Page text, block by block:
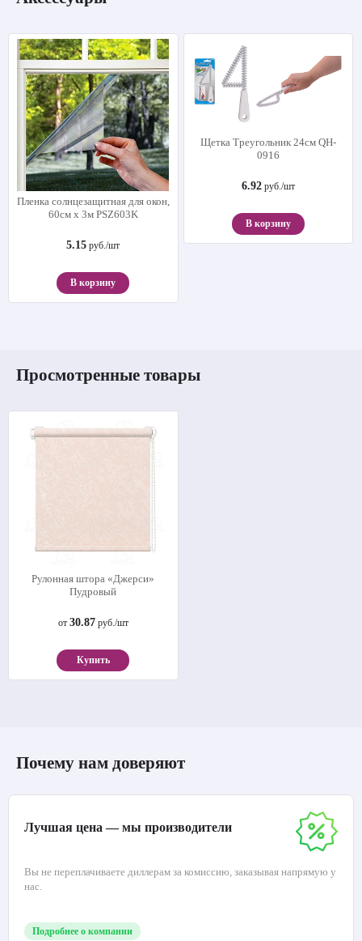
Пленка солнцезащитная для окон,
60см х 3м PSZ603K
5.15 руб./шт
В корзину
Щетка Треугольник 24см QH-
0916
6.92руб./шт
В корзину
Просмотренные товары
Рулонная штора «Джерси»
Пудровый
от 30.87руб./шт
Купить
Почему нам доверяют
Лучшая цена — мы производители
Вы не переплачиваете диллерам за комиссию, заказывая напрямую у
нас.
Подробнее о компании